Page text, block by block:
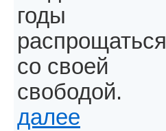
годы
распрощаться
со своей
свободой.
далее